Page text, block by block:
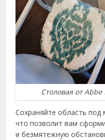
Столовая от
Сохраняйте область
что позволит вам
и безмятежную